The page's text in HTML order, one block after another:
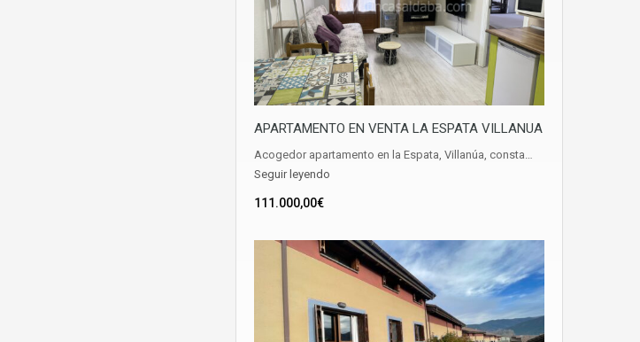
APARTAMENTO EN VENTA LA ESPATA VILLANUA
Acogedor apartamento en la Espata, Villanúa, consta…
Seguir leyendo
111.000,00€